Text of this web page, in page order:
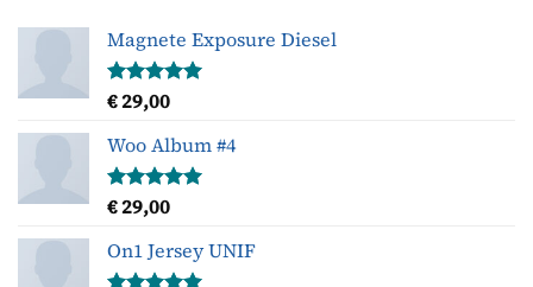
Magnete Exposure Diesel
Gewaardeerd
uit 5
€29,00
Woo Album #4
Gewaardeerd
uit 5
€29,00
On1 Jersey UNIF